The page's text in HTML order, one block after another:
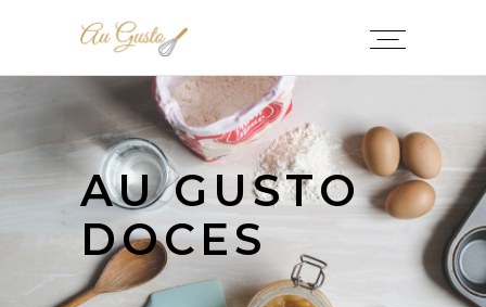
AU GUSTO
DOCES